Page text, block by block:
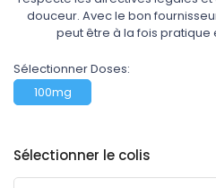
douceur. Avec le bon
peut être à la fois
Sélectionner Doses:
100mg
Sélectionner le colis